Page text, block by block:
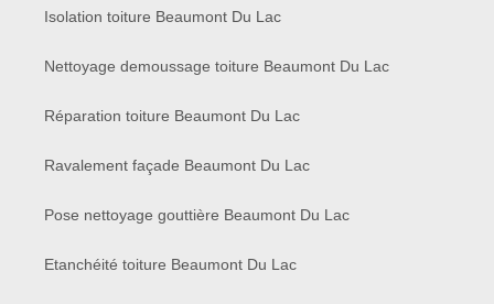
Isolation toiture Beaumont Du Lac
Nettoyage demoussage toiture Beaumont Du Lac
Réparation toiture Beaumont Du Lac
Ravalement façade Beaumont Du Lac
Pose nettoyage gouttière Beaumont Du Lac
Etanchéité toiture Beaumont Du Lac